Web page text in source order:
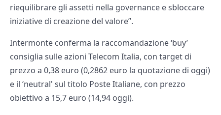
riequilibrare gli assetti nella governance e sbloccare
iniziative di creazione del valore”.
Intermonte conferma la raccomandazione ‘buy’
consiglia sulle azioni Telecom Italia, con target di
prezzo a 0,38 euro (0,2862 euro la quotazione di oggi)
e il ‘neutral' sul titolo Poste Italiane, con prezzo
obiettivo a 15,7 euro (14,94 oggi).